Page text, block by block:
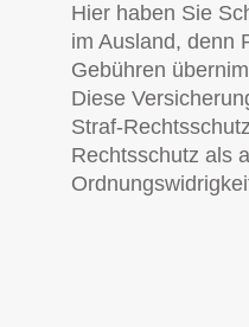
Hier haben Sie
im Ausland, denn
Gebühren
Diese
Straf-
Rechtsschutz als